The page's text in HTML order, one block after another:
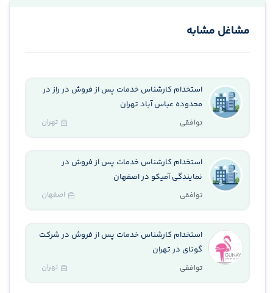
مشاغل مشابه
استخدام کارشناس خدمات پس از فروش در راز در
محدوده عباس آباد تهران
توافقی تهران
استخدام کارشناس خدمات پس از فروش در
نمایندگی آمیکو در اصفهان
توافقی اصفهان
استخدام کارشناس خدمات پس از فروش در شرکت
گونای در تهران
توافقی تهران